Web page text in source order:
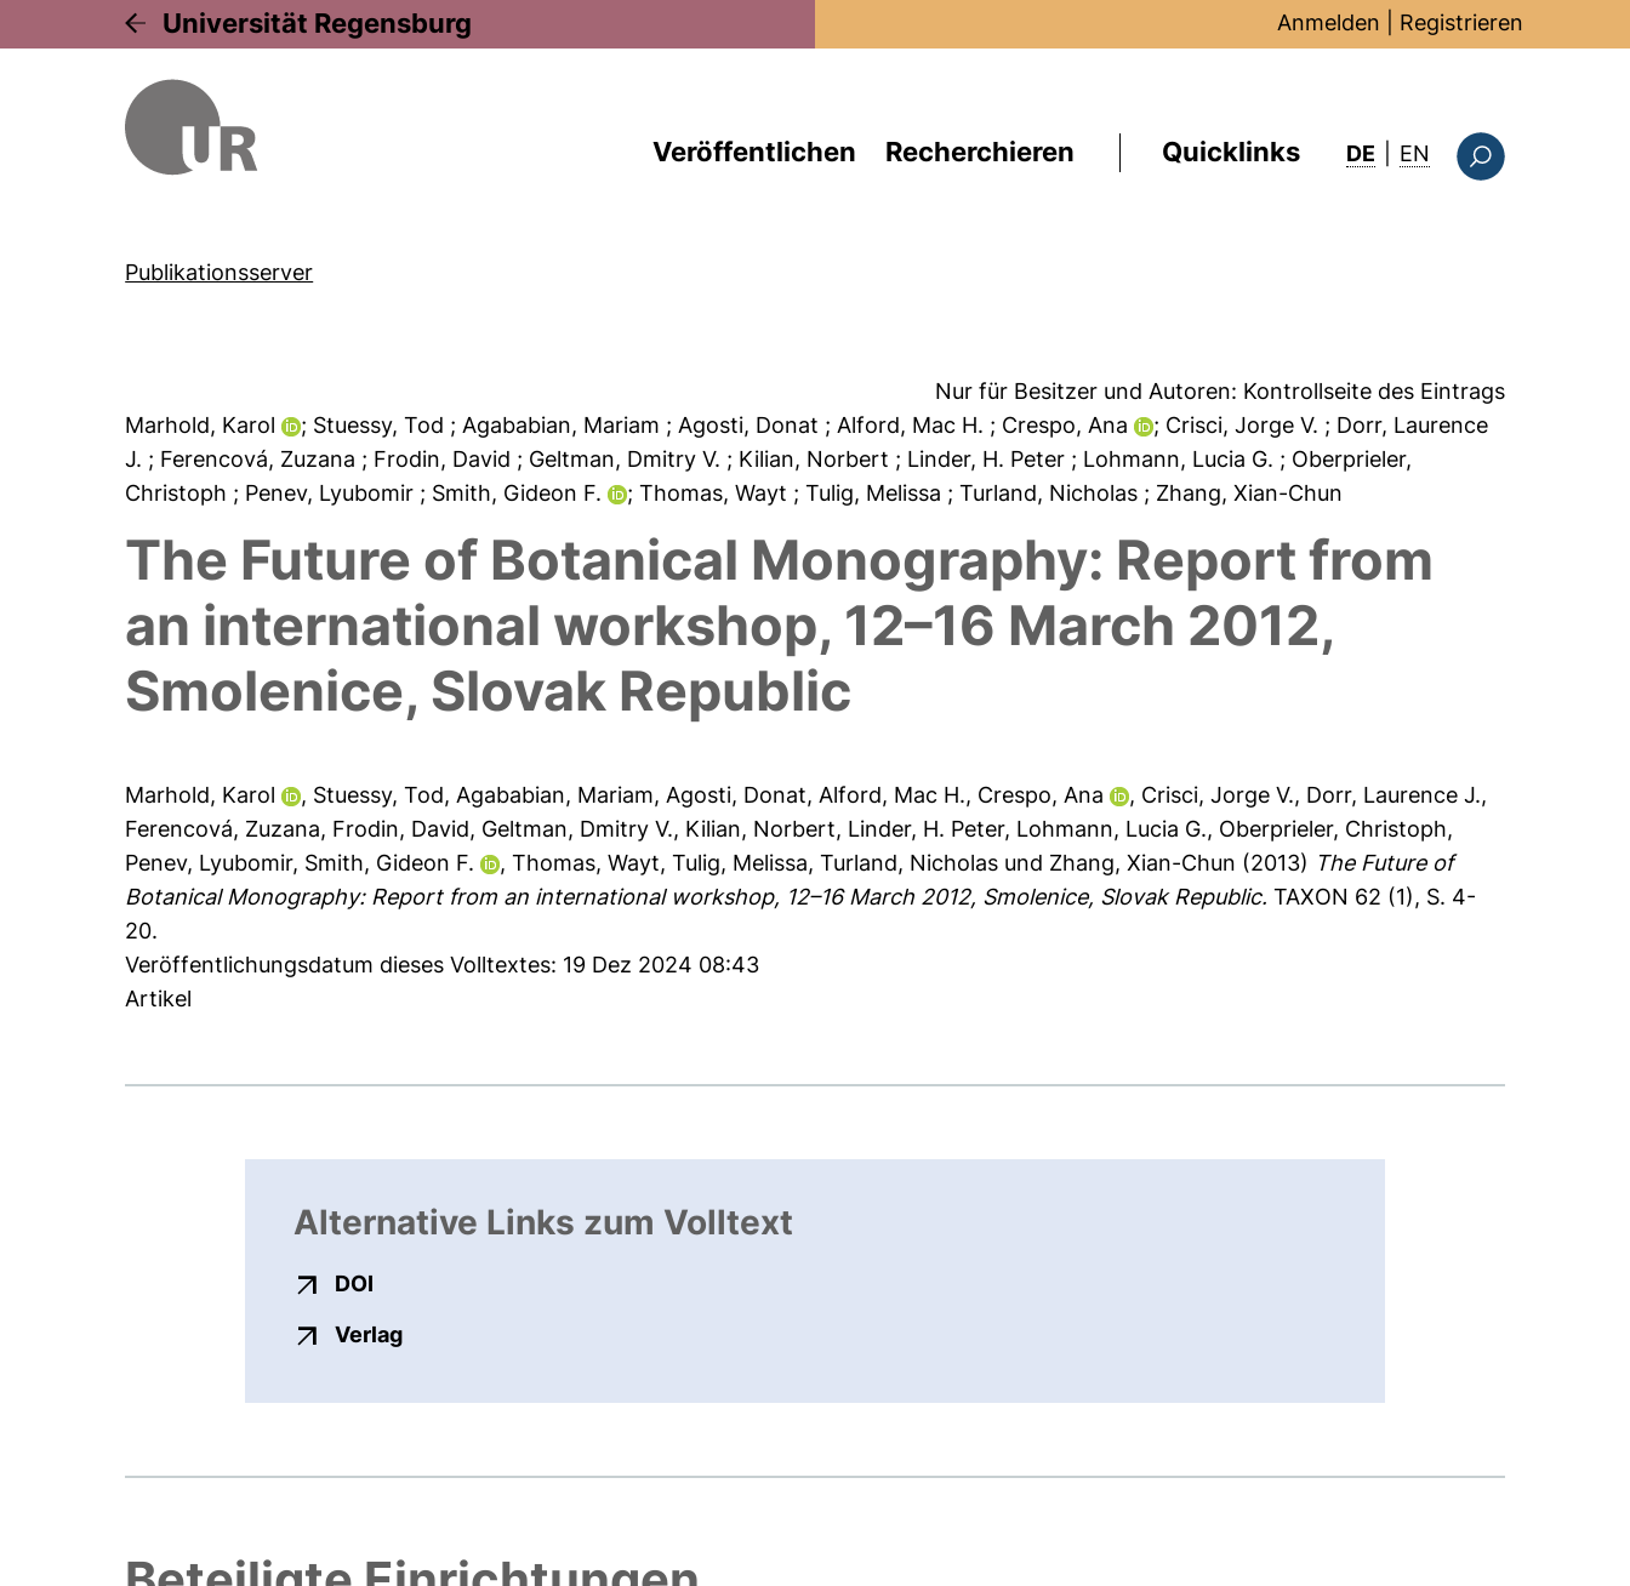
Universität Regensburg Anmelden Registrieren
Veröffentlichen Recherchieren Quicklinks DE EN : this page in
Publikationsserver
Nur für Besitzer und Autoren: Kontrollseite des Eintrags
Marhold, Karol
; Stuessy, Tod ; Agababian, Mariam ; Agosti, Donat ; Alford, Mac H. ; Crespo, Ana ; Crisci, Jorge V. ; Dorr, Laurence
J. ; Ferencová, Zuzana ; Frodin, David ; Geltman, Dmitry V. ; Kilian, Norbert ; Linder, H. Peter ; Lohmann, Lucia G. ; Oberprieler,
Christoph ; Penev, Lyubomir ; Smith, Gideon F. ; Thomas, Wayt ; Tulig, Melissa ; Turland, Nicholas ; Zhang, Xian-Chun
The Future of Botanical Monography: Report from
an international workshop, 12–16 March 2012,
Smolenice, Slovak Republic
Marhold, Karol , Stuessy, Tod,Agababian, Mariam,Agosti, Donat,Alford, Mac H., Crespo, Ana , Crisci, Jorge V., Dorr, Laurence J.,
Ferencová, Zuzana, Frodin, David, Geltman, Dmitry V., Kilian, Norbert, Linder, H. Peter, Lohmann, Lucia G., Oberprieler, Christoph,
Penev, Lyubomir, Smith, Gideon F. ,Thomas, Wayt,Tulig, Melissa,Turland, Nicholas und Zhang, Xian-Chun (2013) The Future of
Botanical Monography: Report from an international workshop, 12–16 March 2012, Smolenice, Slovak Republic. TAXON 62 (1), S. 4-
20.
Veröffentlichungsdatum dieses Volltextes: 19 Dez 2024 08:43
Artikel
Alternative Links zum Volltext
DOI
Verlagexterner Link, öffnet neues Fenster